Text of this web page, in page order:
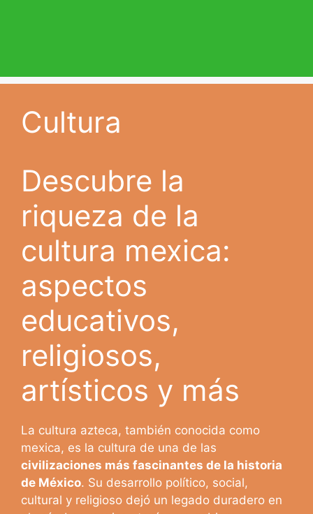
Cultura
Descubre la
riqueza de la
cultura mexica:
aspectos
educativos,
religiosos,
artísticos y más
La cultura azteca, también conocida como
mexica, es la cultura de una de las
civilizaciones más fascinantes de la historia
de México. Su desarrollo político, social,
cultural y religioso dejó un legado duradero en